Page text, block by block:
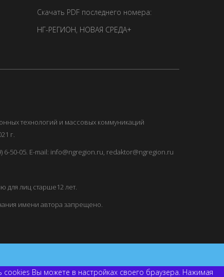
Скачать PDF последнего номера:
НГ-РЕГИОН, НОВАЯ СРЕДА+
технологий и массовых коммуникаций
г.
50-05. E-mail: info@ngregion.ru, redaktor@ngregion.ru
для лиц старше12 лет.
имени автора запрещено.
cookies Вы можете в настройках своего браузера. Нажимая